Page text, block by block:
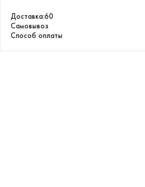
Доставка:60
Самовывоз
Способ оплаты